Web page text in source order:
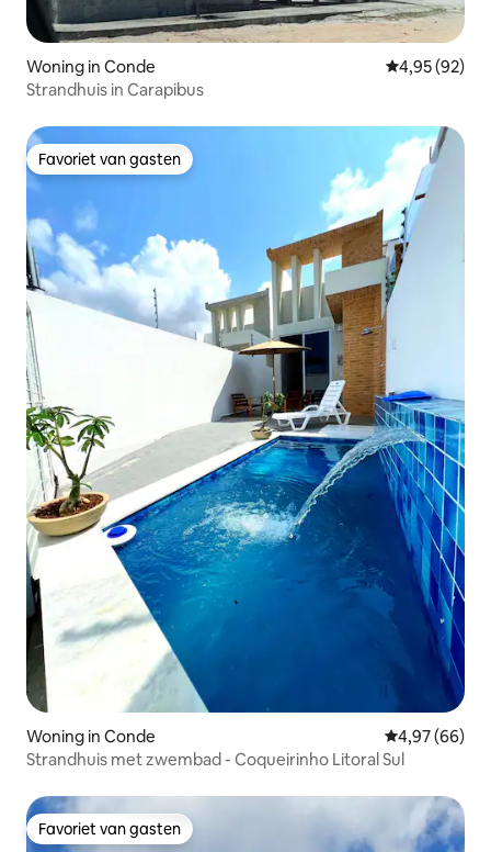
Woning in Conde Gemiddelde
4,95 (92)
Strandhuis in Carapibus
Favoriet van gasten
Favoriet van gasten
Woning in Conde Gemiddelde
4,97 (66)
Strandhuis met zwembad - Coqueirinho Litoral Sul
Favoriet van gasten
Favoriet van gasten